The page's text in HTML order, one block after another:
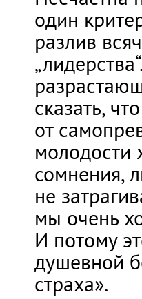
один
разлив
сказать,
от
молодости
сомнения,
не
мы очень
И потому
душевной
страха».